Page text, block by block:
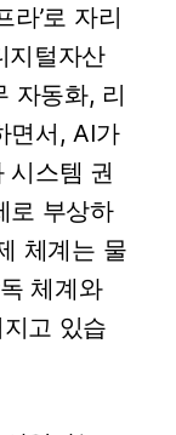
라’로 자리
지털자산
자동화, 리
면서, AI가
시스템 권
로 부상하
체계는 물
체계와
고 있습